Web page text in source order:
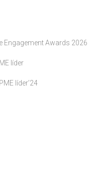
Engagement Awards 2026
líder
líder’24